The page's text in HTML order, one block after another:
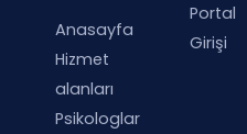
Anasayfa
Hizmet
alanları
Psikologlar
Portal
Girişi